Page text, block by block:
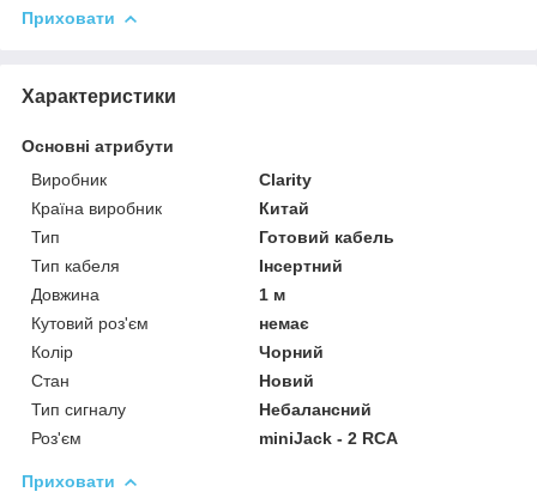
Приховати
Характеристики
Основні атрибути
Виробник
Clarity
Країна виробник
Китай
Тип
Готовий кабель
Тип кабеля
Інсертний
Довжина
1 м
Кутовий роз'єм
немає
Колір
Чорний
Стан
Новий
Тип сигналу
Небалансний
Роз'єм
miniJack - 2 RCA
Приховати